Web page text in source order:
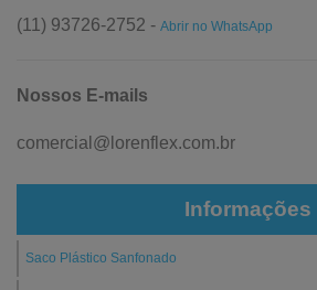
(11) 93726-2752 - Abrir no WhatsApp
Nossos E-mails
comercial@lorenflex.com.br
Informações
Saco Plástico Sanfonado